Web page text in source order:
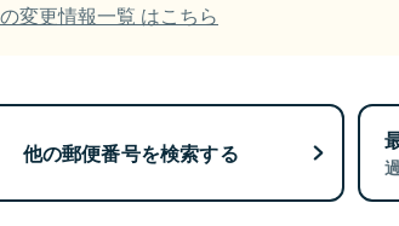
変更情報一覧 はこちら
他の郵便番号を検索する